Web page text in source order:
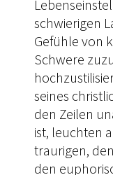
schwierigen
Gefühle von
Schwere
seines
den Zeilen
ist, leuchten
traurigen,
den